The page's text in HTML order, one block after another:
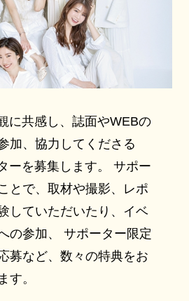
に共感し、誌面やWEBの
加、協力してくださる
ーを募集します。 サポー
とで、取材や撮影、レポ
していただいたり、イベ
の参加、 サポーター限定
募など、数々の特典をお
す。